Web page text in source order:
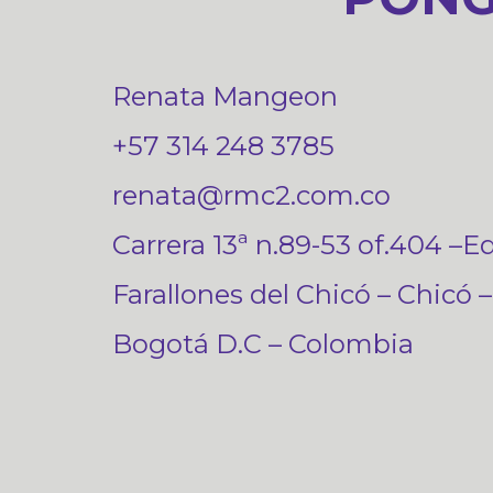
Renata Mangeon
+57 314 248 3785
renata@rmc2.com.co
Carrera 13ª n.89-53 of.404
Farallones del Chicó – Chicó –
Bogotá D.C – Colombia